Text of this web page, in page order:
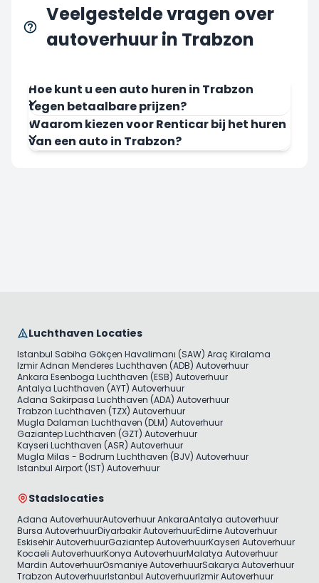
Veelgestelde vragen over
autoverhuur in Trabzon
Hoe kunt u een auto huren in Trabzon
tegen betaalbare prijzen?
Waarom kiezen voor Renticar bij het huren
van een auto in Trabzon?
Luchthaven Locaties
Istanbul Sabiha Gökçen Havalimanı (SAW) Araç Kiralama
Izmir Adnan Menderes Luchthaven (ADB) Autoverhuur
Ankara Esenboga Luchthaven (ESB) Autoverhuur
Antalya Luchthaven (AYT) Autoverhuur
Adana Sakirpasa Luchthaven (ADA) Autoverhuur
Trabzon Luchthaven (TZX) Autoverhuur
Mugla Dalaman Luchthaven (DLM) Autoverhuur
Gaziantep Luchthaven (GZT) Autoverhuur
Kayseri Luchthaven (ASR) Autoverhuur
Mugla Milas - Bodrum Luchthaven (BJV) Autoverhuur
Istanbul Airport (IST) Autoverhuur
Stadslocaties
Adana AutoverhuurAutoverhuur AnkaraAntalya autoverhuur
Bursa AutoverhuurDiyarbakir AutoverhuurEdirne Autoverhuur
Eskisehir AutoverhuurGaziantep AutoverhuurKayseri Autoverhuur
Kocaeli AutoverhuurKonya AutoverhuurMalatya Autoverhuur
Mardin AutoverhuurOsmaniye AutoverhuurSakarya Autoverhuur
Trabzon AutoverhuurIstanbul AutoverhuurIzmir Autoverhuur